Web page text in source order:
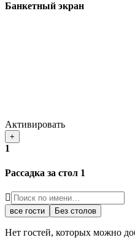
Банкетный экран
Активировать
+
1
Рассадка за стол 1
все гости Без столов
Нет гостей, которых можно